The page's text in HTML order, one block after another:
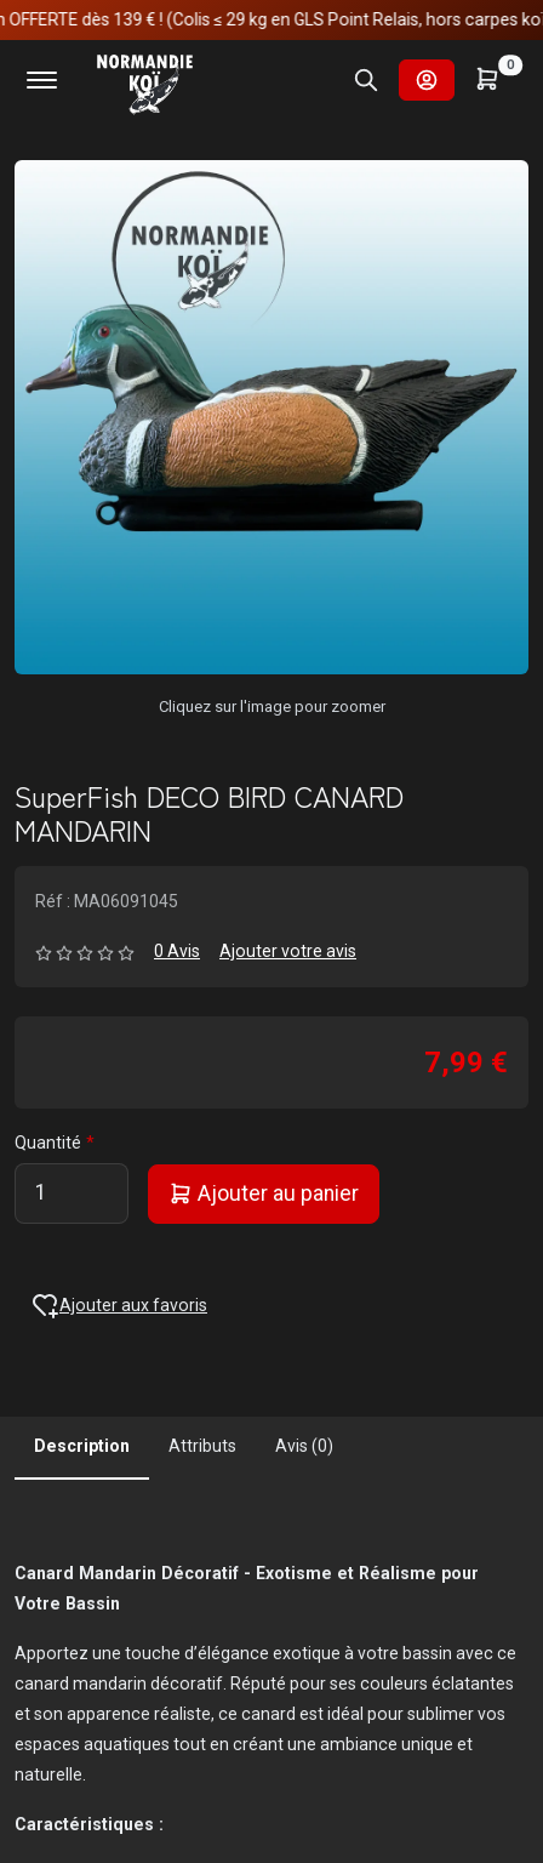
dès 139 € ! (Colis ≤ 29 kg en GLS Point Relais, hors carpes koï)
0
Accueil
Fournitures et technologies pour les bassins
Décoration & statue de jardin
Décorations d'oiseaux
SuperFish DECO BIRD CANARD MANDARIN
Cliquez sur l'image pour zoomer
SuperFish DECO BIRD CANARD
MANDARIN
Réf : MA06091045
0 Avis Ajouter votre avis
7,99 €
Quantité
Ajouter au panier
Ajouter aux favoris
Description Attributs Avis (0)
Canard Mandarin Décoratif - Exotisme et Réalisme pour
Votre Bassin
Apportez une touche d’élégance exotique à votre bassin avec ce
canard mandarin décoratif. Réputé pour ses couleurs éclatantes
et son apparence réaliste, ce canard est idéal pour sublimer vos
espaces aquatiques tout en créant une ambiance unique et
naturelle.
Caractéristiques :